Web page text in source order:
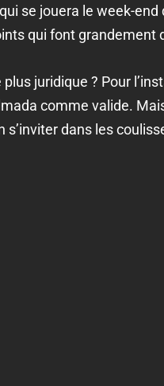
se jouera le week-
qui font grandement
juridique ? Pour
comme valide.
dans les